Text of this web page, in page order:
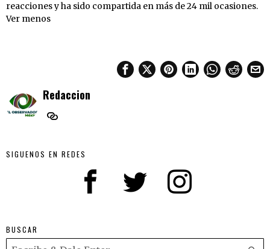
reacciones y ha sido compartida en más de 24 mil ocasiones.
Ver menos
Redaccion
SIGUENOS EN REDES
BUSCAR